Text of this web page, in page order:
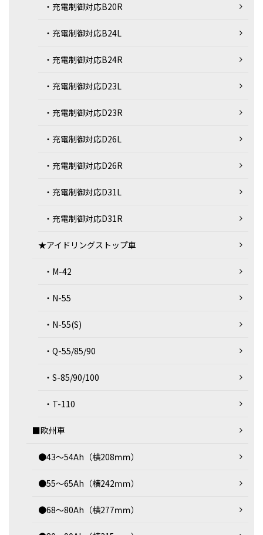
・充電制御対応B20R
・充電制御対応B24L
・充電制御対応B24R
・充電制御対応D23L
・充電制御対応D23R
・充電制御対応D26L
・充電制御対応D26R
・充電制御対応D31L
・充電制御対応D31R
★アイドリングストップ車
・M-42
・N-55
・N-55(S)
・Q-55/85/90
・S-85/90/100
・T-110
■欧州車
●43～54Ah（横208ｍｍ）
●55～65Ah（横242ｍｍ）
●68～80Ah（横277ｍｍ）